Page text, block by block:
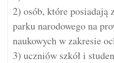
2) osób, które posiadają
parku narodowego na
naukowych w zakresie
3) uczniów szkół i